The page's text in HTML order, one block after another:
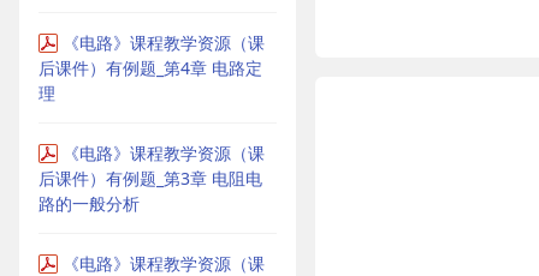
《电路》课程教学资源（课
后课件）有例题_第4章 电路定
理
《电路》课程教学资源（课
后课件）有例题_第3章 电阻电
路的一般分析
《电路》课程教学资源（课